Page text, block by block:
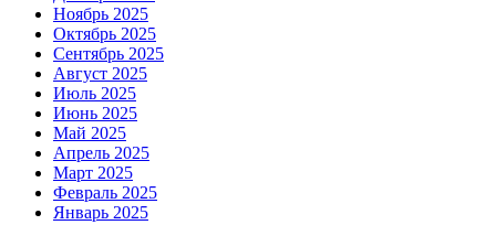
Ноябрь 2025
Октябрь 2025
Сентябрь 2025
Август 2025
Июль 2025
Июнь 2025
Май 2025
Апрель 2025
Март 2025
Февраль 2025
Январь 2025